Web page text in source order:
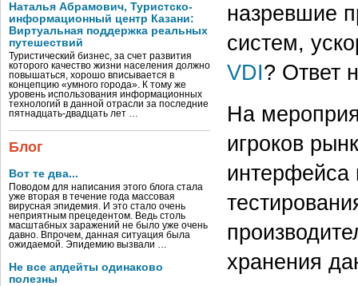
Наталья Абрамович, Туристско-
информационный центр Казани:
Виртуальная поддержка реальных
путешествий
Туристический бизнес, за счет развития
которого качество жизни населения должно
повышаться, хорошо вписывается в
концепцию «умного города». К тому же
уровень использования информационных
технологий в данной отрасли за последние
пятнадцать-двадцать лет …
Блог
Вот те два...
Поводом для написания этого блога стала
уже вторая в течение года массовая
вирусная эпидемия. И это стало очень
неприятным прецедентом. Ведь столь
масштабных заражений не было уже очень
давно. Впрочем, данная ситуация была
ожидаемой. Эпидемию вызвали …
Не все апдейты одинаково
полезны
назревшие
систем,
VDI? Ответ
На
игроков
интерфейса
хранения